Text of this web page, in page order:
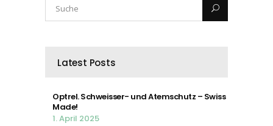
Latest Posts
Optrel. Schweisser- und Atemschutz – Swiss
Made!
1. April 2025